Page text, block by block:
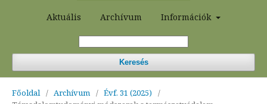
Aktuális Archívum Információk
Keresés
Főoldal / Archívum / Évf. 31 (2025)
/